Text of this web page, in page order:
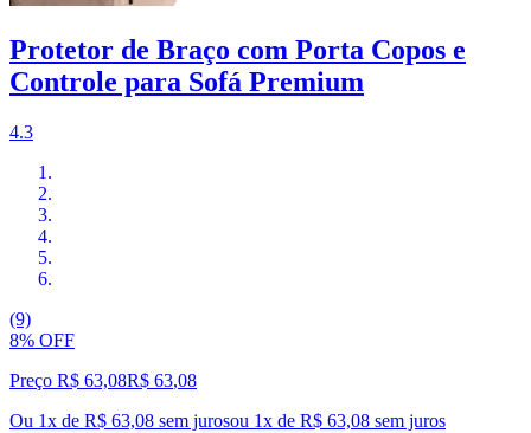
Protetor de Braço com Porta Copos e
Controle para Sofá Premium
4.3
(9)
8% OFF
Preço R$ 63,08R$ 63,08
Ou 1x de R$ 63,08 sem jurosou 1x de R$ 63,08 sem juros